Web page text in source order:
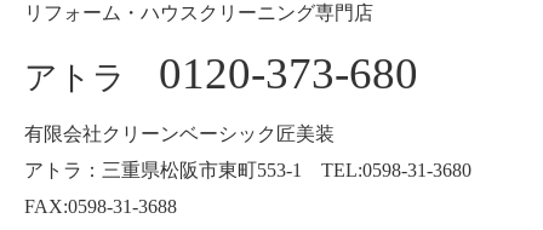
リフォーム・ハウスクリーニング専門店
アトラ 0120-373-680
有限会社クリーンベーシック匠美装
アトラ：三重県松阪市東町553-1 TEL:0598-31-3680
FAX:0598-31-3688